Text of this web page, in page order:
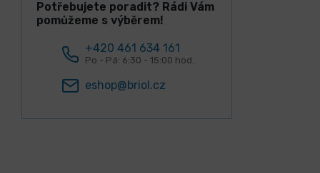
Potřebujete poradit? Rádi Vám
pomůžeme s výběrem!
+420 461 634 161
Po - Pá: 6:30 - 15:00 hod.
eshop@briol.cz